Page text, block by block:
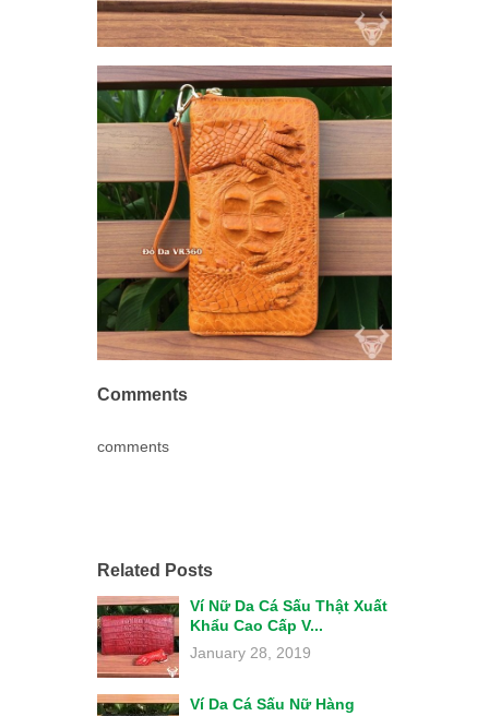
Comments
comments
Related Posts
Ví Nữ Da Cá Sấu Thật Xuất
Khẩu Cao Cấp V...
January 28, 2019
Ví Da Cá Sấu Nữ Hàng